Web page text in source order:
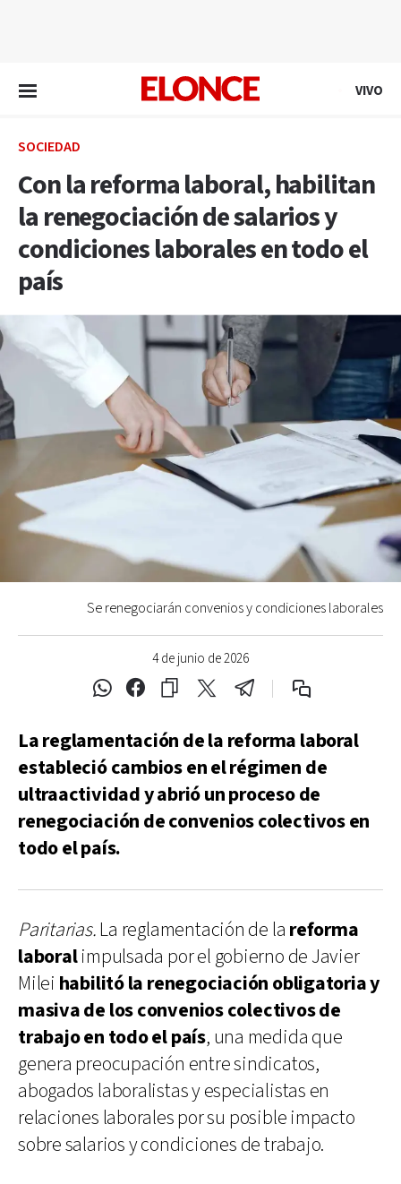
VIVO
SOCIEDAD
Con la reforma laboral, habilitan
la renegociación de salarios y
condiciones laborales en todo el
país
4 de junio de 2026
Se renegociarán convenios y condiciones laborales
La reglamentación de la reforma laboral
estableció cambios en el régimen de
ultraactividad y abrió un proceso de
renegociación de convenios colectivos en
todo el país.
Paritarias.La reglamentación de la reforma
laboralimpulsada por el gobierno de Javier
Milei habilitó la renegociación obligatoria y
masiva de los convenios colectivos de
trabajo en todo el país, una medida que
genera preocupación entre sindicatos,
abogados laboralistas y especialistas en
relaciones laborales por su posible impacto
sobre salarios y condiciones de trabajo.